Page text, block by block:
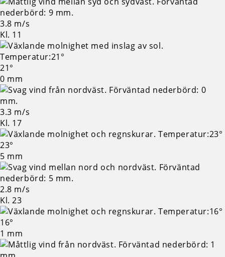
3.8 m/s
Kl. 11
21°
0 mm
3.3 m/s
Kl. 17
23°
5 mm
2.8 m/s
Kl. 23
16°
1 mm